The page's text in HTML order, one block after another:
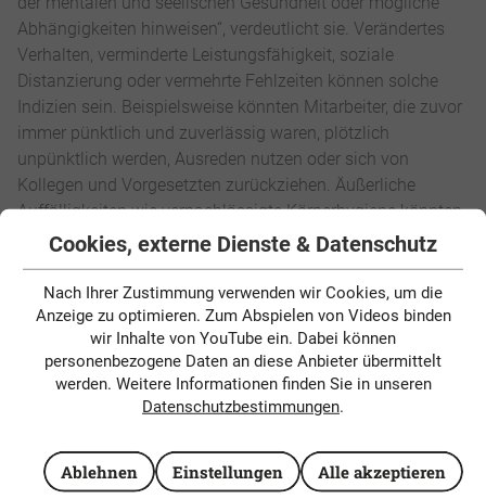
Abhängigkeiten hinweisen“, verdeutlicht sie. Verändertes
Verhalten, verminderte Leistungsfähigkeit, soziale
Distanzierung oder vermehrte Fehlzeiten können solche
Indizien sein. Beispielsweise könnten Mitarbeiter, die zuvor
immer pünktlich und zuverlässig waren, plötzlich
unpünktlich werden, Ausreden nutzen oder sich von
Kollegen und Vorgesetzten zurückziehen. Äußerliche
Auffälligkeiten wie vernachlässigte Körperhygiene könnten
ebenfalls ein Indikator sein.
Das Gespräch mit Betroffenen
suchen
Doris Plötz rätFührungskräften dazu, diese
Veränderungen nicht zu ignorieren, sondern aktiv
. „Ein offenes und verständnisvolles
Gespräch, in dem die Führungskraft ihre Beobachtungen
mitteilt und Interesse am Wohlbefinden des Mitarbeiters
Cookies, externe Dienste & Datenschutz
Nach Ihrer Zustimmung verwenden wir Cookies, um die
Anzeige zu optimieren. Zum Abspielen von Videos binden
wir Inhalte von YouTube ein. Dabei können
personenbezogene Daten an diese Anbieter übermittelt
werden. Weitere Informationen finden Sie in unseren
Datenschutzbestimmungen.
Ablehnen Einstellungen Alle akzeptieren